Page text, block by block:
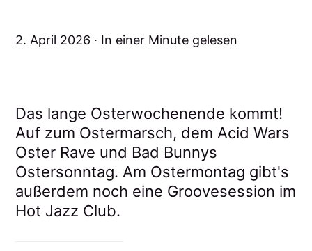
2. April 2026 In einer Minute gelesen
Das lange Osterwochenende kommt!
Auf zum Ostermarsch, dem Acid Wars
Oster Rave und Bad Bunnys
Ostersonntag. Am Ostermontag gibt's
außerdem noch eine Groovesession im
Hot Jazz Club.